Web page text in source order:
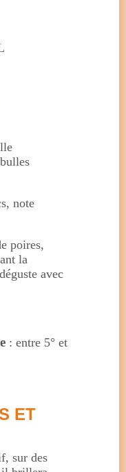
note
poires,
la
avec
: entre 5° et
ET
sur des